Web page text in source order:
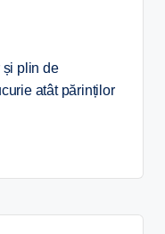
și plin de
atât părinților